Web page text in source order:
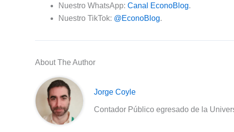
Nuestro WhatsApp: Canal EconoBlog.
Nuestro TikTok: @EconoBlog.
About The Author
Jorge Coyle
Contador Público egresado de la